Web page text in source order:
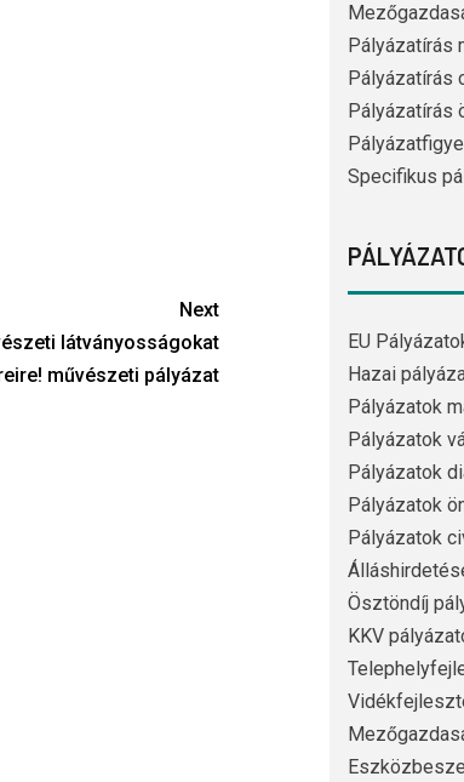
Next
látványosságokat
művészeti pályázat
Pályázatírás
Pályázatírás
Pályázatírás
Specifikus
EU
Hazai
Pályázatok
Pályázatok
Pályázatok
Pályázatok
Pályázatok
Ösztöndíj
KKV